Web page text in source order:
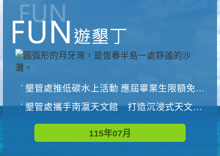
墾管處推低碳水上活動 應屆畢業生限額免費參加
墾管處攜手南瀛天文館 打造沉浸式天文探索營隊
115年07月